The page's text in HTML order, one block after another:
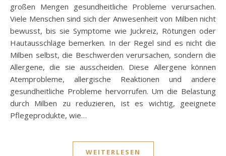
großen Mengen gesundheitliche Probleme verursachen.
Viele Menschen sind sich der Anwesenheit von Milben nicht
bewusst, bis sie Symptome wie Juckreiz, Rötungen oder
Hautausschläge bemerken. In der Regel sind es nicht die
Milben selbst, die Beschwerden verursachen, sondern die
Allergene, die sie ausscheiden. Diese Allergene können
Atemprobleme, allergische Reaktionen und andere
gesundheitliche Probleme hervorrufen. Um die Belastung
durch Milben zu reduzieren, ist es wichtig, geeignete
Pflegeprodukte, wie…
WEITERLESEN